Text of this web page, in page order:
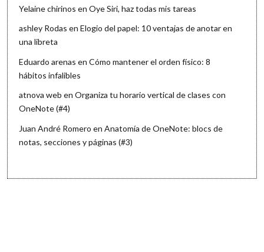
Yelaine chirinos enOye Siri, haz todas mis tareas
ashley Rodas enElogio del papel: 10 ventajas de anotar en
una libreta
Eduardo arenas enCómo mantener el orden físico: 8
hábitos infalibles
atnova web enOrganiza tu horario vertical de clases con
OneNote (#4)
Juan André Romero enAnatomía de OneNote: blocs de
notas, secciones y páginas (#3)